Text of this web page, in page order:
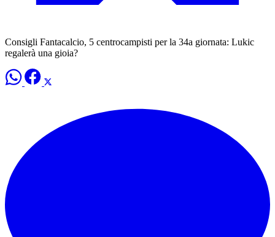
Consigli Fantacalcio, 5 centrocampisti per la 34a giornata: Lukic
regalerà una gioia?